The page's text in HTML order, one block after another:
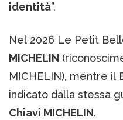
identità”.
Nel 2026 Le Petit
MICHELIN
MICHELIN), mentre il
indicato dalla stessa
Chiavi MICHELIN.